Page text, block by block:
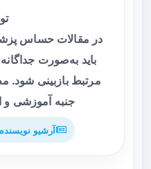
در مقالات حساس
باید به‌صورت
مرتبط بازبینی شود.
جنبه آموزشی و
آرشیو نویسنده